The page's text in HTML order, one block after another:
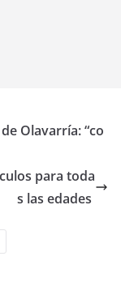
Olavarría: “co
para toda
s las edades